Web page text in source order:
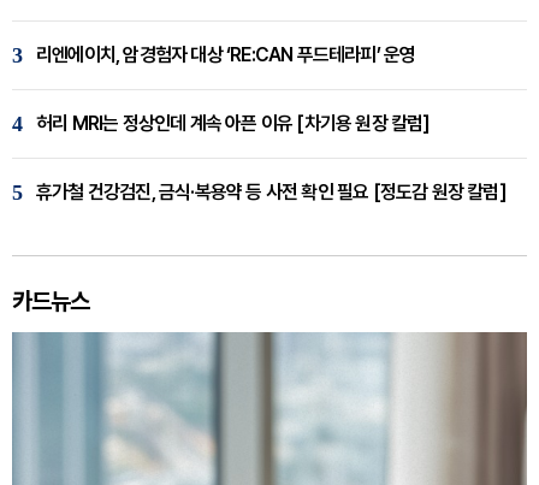
3 리엔에이치, 암경험자 대상 ‘RE:CAN 푸드테라피’ 운영
4 허리 MRI는 정상인데 계속 아픈 이유 [차기용 원장 칼럼]
5 휴가철 건강검진, 금식·복용약 등 사전 확인 필요 [정도감 원장 칼럼]
카드뉴스